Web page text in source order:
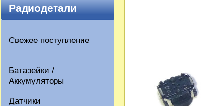
Радиодетали
Свежее поступление
Батарейки /
Аккумуляторы
Датчики